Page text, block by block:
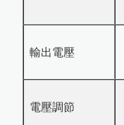
羽毛的水分測量
米飯的含水量測量
P
o
s
i
T
e
c
t
o
r
D
P
M
L
金
屬
表
面
露
點
記
錄
器
輸出電壓
電壓調節